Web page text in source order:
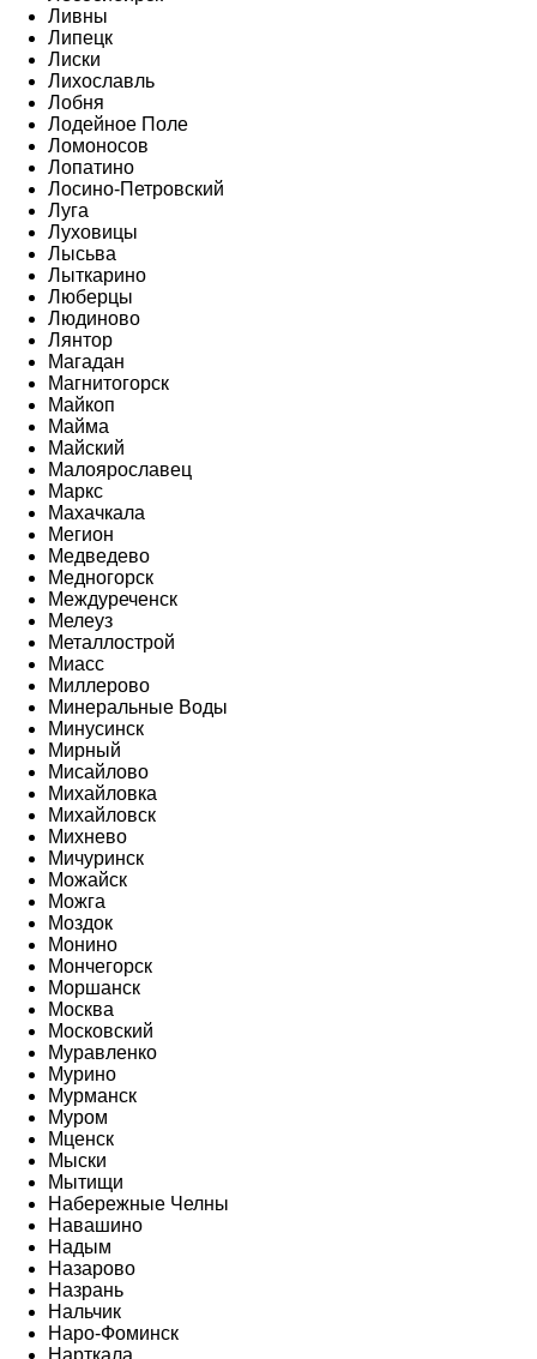
Ливны
Липецк
Лиски
Лихославль
Лобня
Лодейное Поле
Ломоносов
Лопатино
Лосино-Петровский
Луга
Луховицы
Лысьва
Лыткарино
Люберцы
Людиново
Лянтор
Магадан
Магнитогорск
Майкоп
Майма
Майский
Малоярославец
Маркс
Махачкала
Мегион
Медведево
Медногорск
Междуреченск
Мелеуз
Металлострой
Миасс
Миллерово
Минеральные Воды
Минусинск
Мирный
Мисайлово
Михайловка
Михайловск
Михнево
Мичуринск
Можайск
Можга
Моздок
Монино
Мончегорск
Моршанск
Москва
Московский
Муравленко
Мурино
Мурманск
Муром
Мценск
Мыски
Мытищи
Набережные Челны
Навашино
Надым
Назарово
Назрань
Нальчик
Наро-Фоминск
Нарткала